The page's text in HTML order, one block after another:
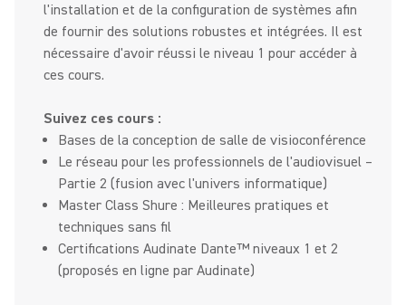
l'installation et de la configuration de systèmes afin
de fournir des solutions robustes et intégrées. Il est
nécessaire d'avoir réussi le niveau 1 pour accéder à
ces cours.
Suivez ces cours :
Bases de la conception de salle de visioconférence
Le réseau pour les professionnels de l'audiovisuel –
Partie 2 (fusion avec l'univers informatique)
Master Class Shure : Meilleures pratiques et
techniques sans fil
Certifications Audinate Dante™ niveaux 1 et 2
(proposés en ligne par Audinate)